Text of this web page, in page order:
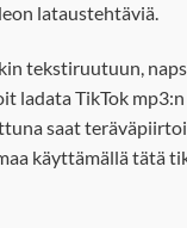
lataustehtäviä.
tekstiruutuun,
ladata TikTok
saat
käyttämällä tätä